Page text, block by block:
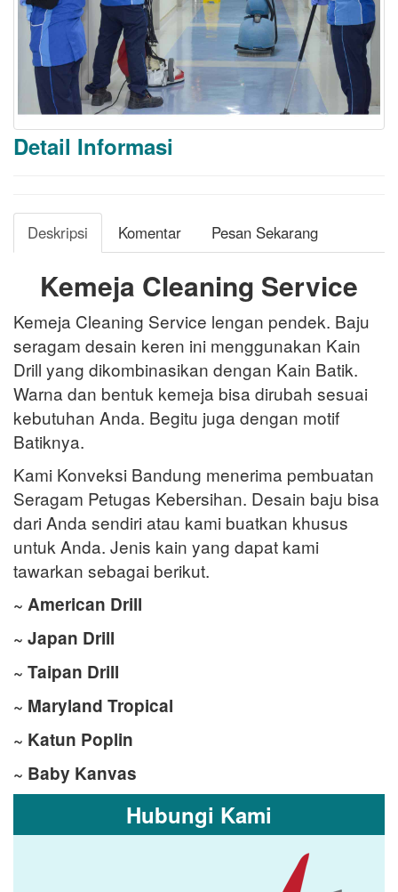
Detail Informasi
Deskripsi Komentar Pesan Sekarang
Kemeja Cleaning Service
Kemeja Cleaning Service lengan pendek. Baju
seragam desain keren ini menggunakan Kain
Drill yang dikombinasikan dengan Kain Batik.
Warna dan bentuk kemeja bisa dirubah sesuai
kebutuhan Anda. Begitu juga dengan motif
Batiknya.
Kami Konveksi Bandung menerima pembuatan
Seragam Petugas Kebersihan. Desain baju bisa
dari Anda sendiri atau kami buatkan khusus
untuk Anda. Jenis kain yang dapat kami
tawarkan sebagai berikut.
~ American Drill
~ Japan Drill
~ Taipan Drill
~ Maryland Tropical
~ Katun Poplin
~ Baby Kanvas
Hubungi Kami